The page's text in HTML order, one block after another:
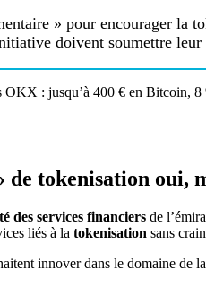
» pour encourager la
doivent soumettre
: jusqu’à 400 € en Bitcoin,
de tokenisation oui,
des services financiers de
liés à la tokenisation sans
innover dans le domaine de